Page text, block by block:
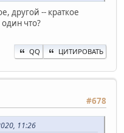
другой -- краткое
что?
QQ ЦИТИРОВАТЬ
#678
11:26